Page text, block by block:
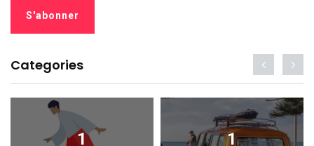
Categories
1 1